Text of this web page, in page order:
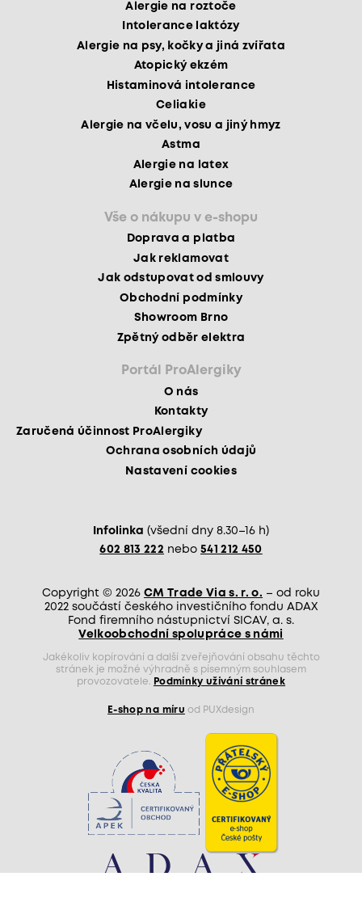
Alergie na roztoče
Intolerance laktózy
Alergie na psy, kočky a jiná zvířata
Atopický ekzém
Histaminová intolerance
Celiakie
Alergie na včelu, vosu a jiný hmyz
Astma
Alergie na latex
Alergie na slunce
Vše o nákupu v e-shopu
Doprava a platba
Jak reklamovat
Jak odstupovat od smlouvy
Obchodní podmínky
Showroom Brno
Zpětný odběr elektra
Portál ProAlergiky
O nás
Kontakty
Zaručená účinnost ProAlergiky
Ochrana osobních údajů
Nastavení cookies
Infolinka (všední dny 8.30–16 h)
602 813 222 nebo 541 212 450
Copyright © 2026 CM Trade Via s. r. o. – od roku
2022 součástí českého investičního fondu ADAX
Fond firemního nástupnictví SICAV, a. s.
Velkoobchodní spolupráce s námi
Jakékoliv kopírování a další zveřejňování obsahu těchto
stránek je možné výhradně s písemným souhlasem
provozovatele.
Podmínky užívání stránek
E-shop na míru od PUXdesign